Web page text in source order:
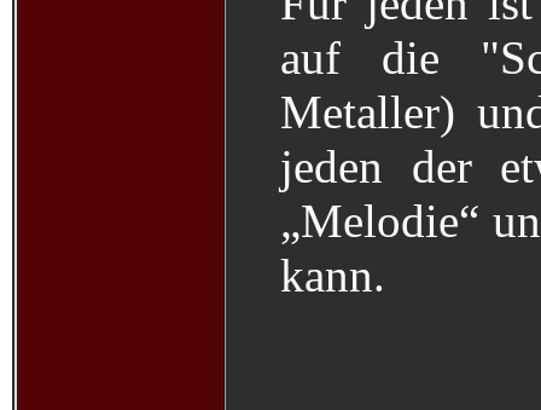
auf die
Metaller)
jeden der
„Melodie“
kann.